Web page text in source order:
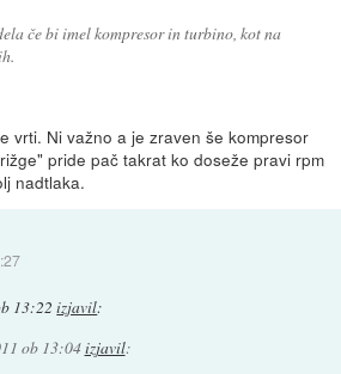
če bi imel kompresor in turbino, kot na
vrti. Ni važno a je zraven še kompresor
pride pač takrat ko doseže pravi rpm
nadtlaka.
13:22 izjavil:
ob 13:04izjavil: